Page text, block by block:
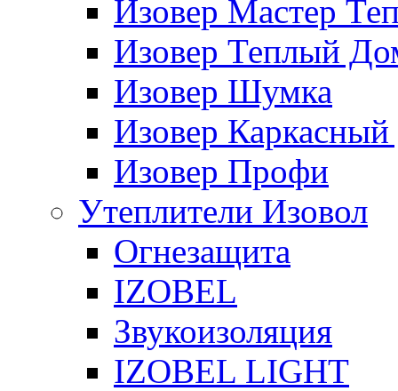
Изовер Мастер
Изовер Теплый
Изовер Шумка
Изовер
Изовер Профи
Утеплители Изовол
Огнезащита
IZOBEL
Звукоизоляция
IZOBEL LIGHT